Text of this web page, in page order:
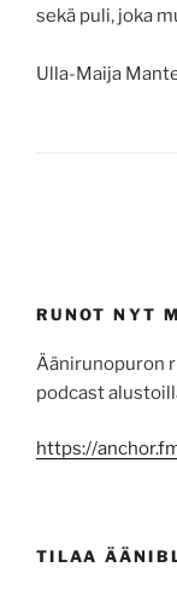
sekä puli, joka
Ulla-Maija
RUNOT NYT
Äänirunopuron
podcast
https://
TILAA